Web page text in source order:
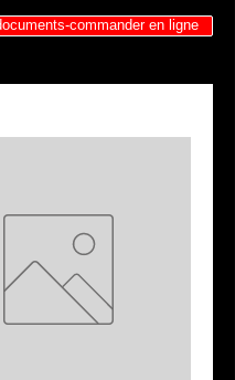
commander en ligne